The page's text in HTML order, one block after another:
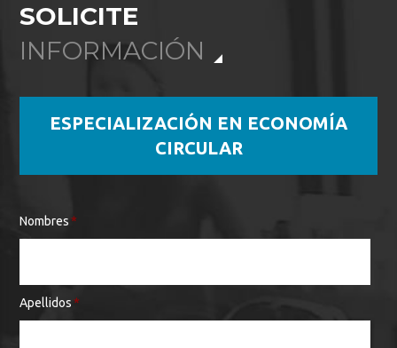
SOLICITE
INFORMACIÓN
ESPECIALIZACIÓN EN ECONOMÍA
CIRCULAR
Nombres *
Apellidos *